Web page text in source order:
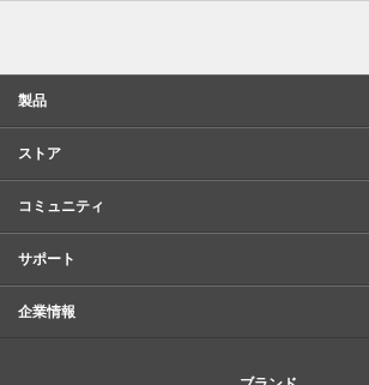
製品
ストア
コミュニティ
サポート
企業情報